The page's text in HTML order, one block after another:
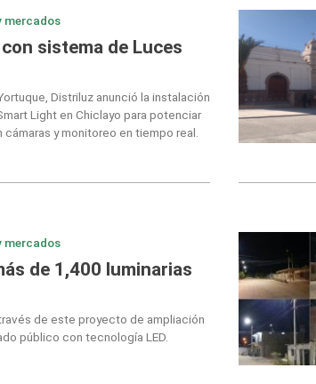
mercados
sistema de Luces
Distriluz anunció la instalación
Light en Chiclayo para potenciar
y monitoreo en tiempo real.
mercados
de 1,400 luminarias
de este proyecto de ampliación
público con tecnología LED.